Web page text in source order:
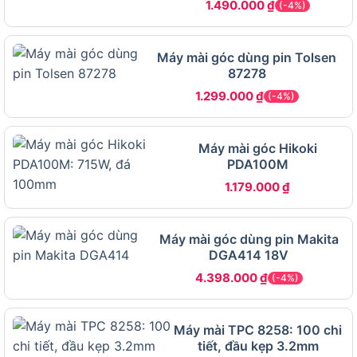
Sau khi đã rõ máy phục vụ ai, vấn đề tiếp theo
người mua quan tâm chính là pin – yếu tố quyết
định hiệu suất của bất kỳ máy không dây nào.
Pin 18V LXT trên Makita DGA417Z có
gì đáng chú ý?
biến nên dễ dàng thay thế
phổ biến nhất trên dụng cụ pin hiện nay, cho
dòng xả ổn định, tương thích chéo với hàng trăm
thiết bị Makita khác.
1.490.000₫ (-4%)
Máy mài góc dùng pin Tolsen
87278
1.299.000₫ (-4%)
Máy mài góc Hikoki
PDA100M
1.179.000₫
Máy mài góc dùng pin Makita
DGA414 18V
4.398.000₫ (-4%)
Máy mài TPC 8258: 100 chi
tiết, đầu kẹp 3.2mm